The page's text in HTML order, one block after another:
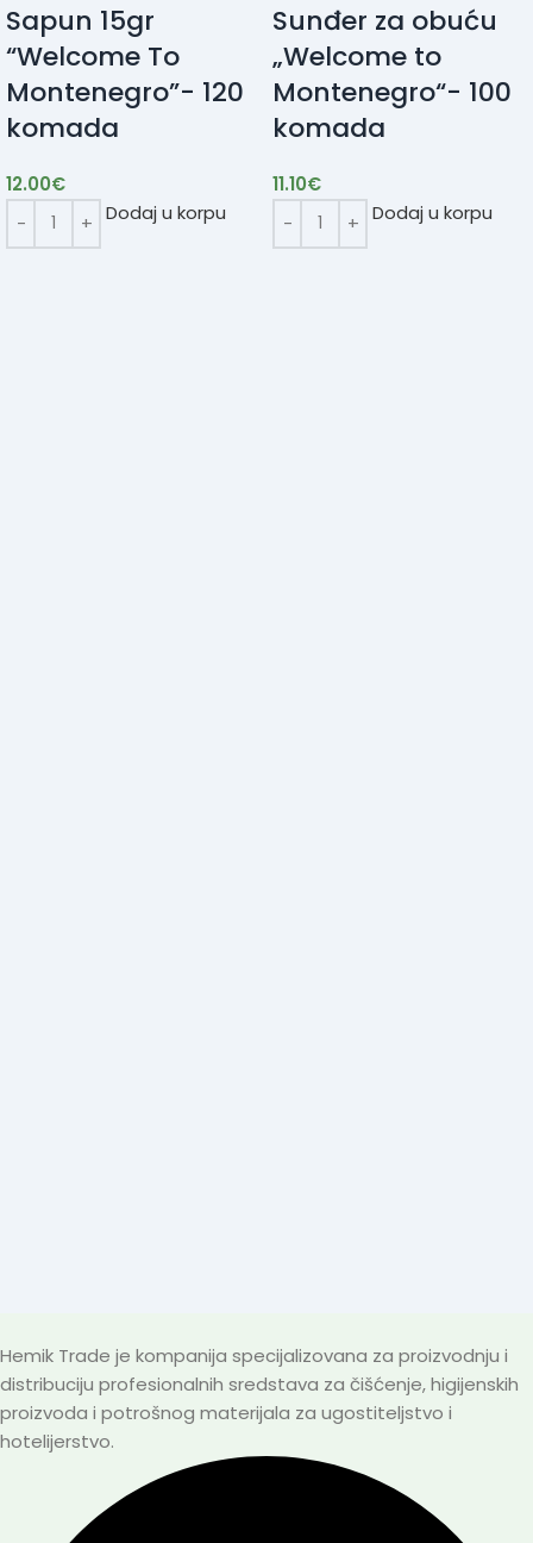
Sapun 15gr
“Welcome To
Montenegro”- 120
komada
12.00€
Dodaj u korpu
Sunđer za obuću
„Welcome to
Montenegro“- 100
komada
11.10€
Dodaj u korpu
Hemik Trade je kompanija specijalizovana za proizvodnju i
distribuciju profesionalnih sredstava za čišćenje, higijenskih
proizvoda i potrošnog materijala za ugostiteljstvo i
hotelijerstvo.